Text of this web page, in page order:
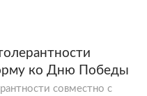
ко Дню Победы
совместно с